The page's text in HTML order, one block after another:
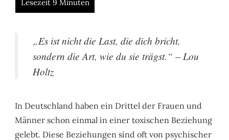
„Es ist nicht die Last, die dich bricht,
sondern die Art, wie du sie trägst.“ – Lou
Holtz
In Deutschland haben ein Drittel der Frauen und
Männer schon einmal in einer toxischen Beziehung
gelebt. Diese Beziehungen sind oft von psychischer